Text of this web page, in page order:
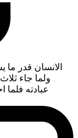
الانسان قدر ما
ولما جاء
عبادته فلما